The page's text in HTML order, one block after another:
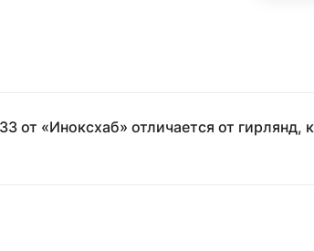
«Иноксхаб» отличается от гирлянд,